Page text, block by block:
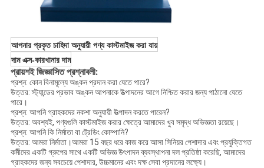
আপনার প্রকৃত চাহিদা অনুযায়ী পণ্য কাস্টমাইজ করা যায়
দাম এক্স-কারখানার দাম
প্রায়শই জিজ্ঞাসিত প্রশ্নাবলী:
প্রশ্ন: কোন বিনামূল্যে অঙ্কন প্রদান করা যেতে পারে?
উত্তর: স্ট্যান্ডের প্রভাব অঙ্কন আপনাকে উত্পাদনের আগে নিশ্চিত করার জন্য পাঠানো যেতে
পারে।
প্রশ্ন: আপনি গ্রাহকদের নকশা অনুযায়ী উত্পাদন করতে পারেন?
উত্তর: অবশ্যই, পণ্যগুলি কাস্টমাইজ করার ক্ষেত্রে আমাদের খুব সমৃদ্ধ অভিজ্ঞতা রয়েছে।
প্রশ্ন: আপনি কি নির্মাতা বা ট্রেডিং কোম্পানি?
উত্তর: আমরা নির্মাতা।আমরা 15 বছর ধরে কাজ করে আসা সিনিয়র পেশাদার এবং প্রযুক্তিগত
কর্মীদের একটি গ্রুপের সাথে একটি অভিজ্ঞ উৎপাদন ব্যবস্থাপনা দল প্রতিষ্ঠা করেছি, আমাদের
গ্রাহকদের জন্য সবচেয়ে পেশাদার, উচ্চমানের এবং দক্ষ সেবা প্রদানের লক্ষ্যে।